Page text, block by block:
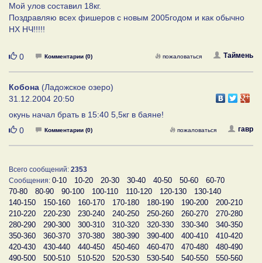
Мой улов составил 18кг.
Поздравляю всех фишеров с новым 2005годом и как обычно
НХ НЧ!!!!!
Нравится
0 Комментарии (0) Таймень
пожаловаться
Кобона (Ладожское озеро)
31.12.2004 20:50
окунь начал брать в 15:40 5,5кг в баяне!
Нравится
0 Комментарии (0) гавр
пожаловаться
Всего сообщений: 2353
Сообщения: 0-10 10-20 20-30 30-40 40-50 50-60
60-70
70-80
80-90 90-100 100-110 110-120 120-130
130-140
140-150
150-160 160-170 170-180 180-190 190-200
200-210
210-220
220-230 230-240 240-250 250-260 260-270
270-280
280-290
290-300 300-310 310-320 320-330 330-340
340-350
350-360
360-370 370-380 380-390 390-400 400-410
410-420
420-430
430-440 440-450 450-460 460-470 470-480
480-490
490-500
500-510 510-520 520-530 530-540 540-550
550-560